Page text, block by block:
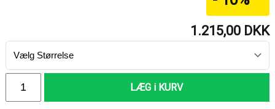
1.215,00 DKK
LÆG i KURV